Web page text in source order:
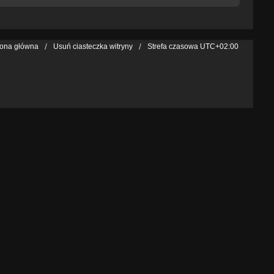
główna Usuń ciasteczka witryny Strefa czasowa UTC+02:00